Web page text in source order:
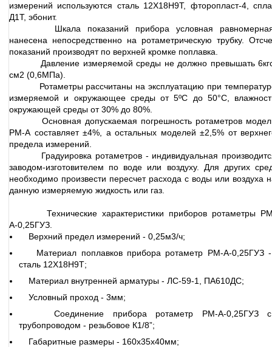
измерений используются сталь 12Х18Н9Т, фторопласт-4,
Д1Т, эбонит.
Шкала показаний прибора условная
нанесена непосредственно на ротаметрическую трубку.
показаний производят по верхней кромке поплавка.
Давление измеряемой среды не должно превышать
см2 (0,6МПа).
Ротаметры рассчитаны на эксплуатацию при
измеряемой и окружающее среды от 5ºС до 50°С,
окружающей среды от 30% до 80%.
Основная допускаемая погрешность ротаметров
РМ-А составляет ±4%, а остальных моделей ±2,5% от
предела измерений.
Градуировка ротаметров - индивидуальная
заводом-изготовителем по воде или воздуху. Для других
необходимо произвести пересчет расхода с воды или воздуха
данную измеряемую жидкость или газ.
Технические характеристики приборов ротаметры
А-0,25ГУЗ.
Верхний предел измерений - 0,25м3/ч;
Материал поплавков прибора ротаметр РМ-А-0,25ГУЗ -
сталь 12Х18Н9Т;
Материал внутренней арматуры - ЛС-59-1, ПА610ДС;
Условный проход - 3мм;
Соединение прибора ротаметр РМ-А-0,25ГУЗ с
трубопроводом - резьбовое К1/8”;
Габаритные размеры - 160х35х40мм;